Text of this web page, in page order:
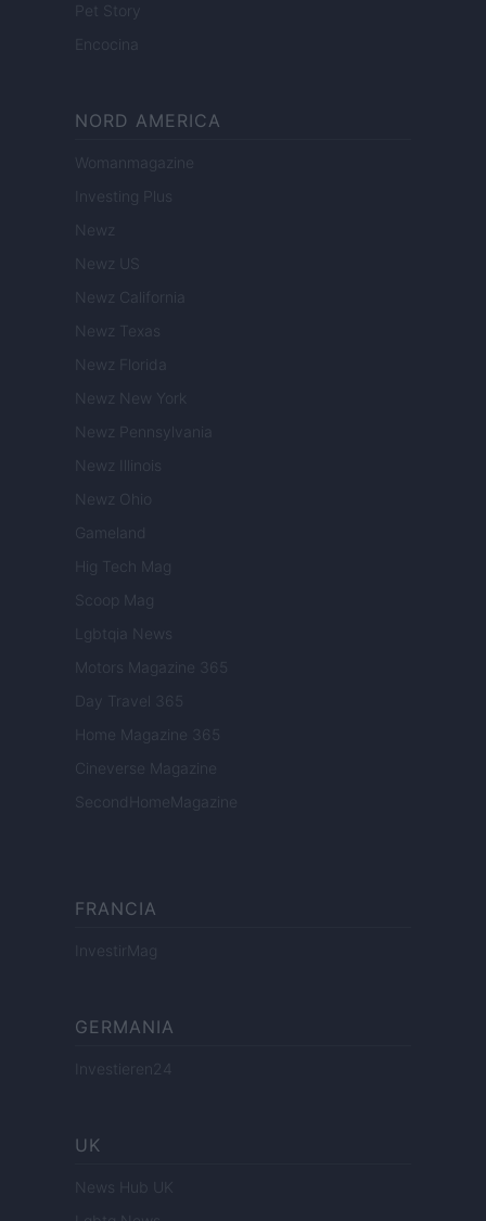
Pet Story
Encocina
NORD AMERICA
Womanmagazine
Investing Plus
Newz
Newz US
Newz California
Newz Texas
Newz Florida
Newz New York
Newz Pennsylvania
Newz Illinois
Newz Ohio
Gameland
Hig Tech Mag
Scoop Mag
Lgbtqia News
Motors Magazine 365
Day Travel 365
Home Magazine 365
Cineverse Magazine
SecondHomeMagazine
FRANCIA
InvestirMag
GERMANIA
Investieren24
UK
News Hub UK